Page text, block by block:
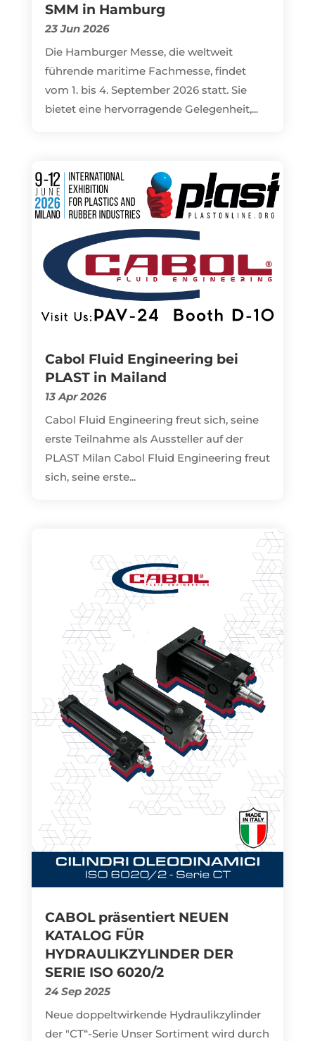
SMM in Hamburg
23 Jun 2026
Die Hamburger Messe, die weltweit
führende maritime Fachmesse, findet
vom 1. bis 4. September 2026 statt. Sie
bietet eine hervorragende Gelegenheit,...
Cabol Fluid Engineering bei
PLAST in Mailand
13 Apr 2026
Cabol Fluid Engineering freut sich, seine
erste Teilnahme als Aussteller auf der
PLAST Milan Cabol Fluid Engineering freut
sich, seine erste...
CABOL präsentiert NEUEN
KATALOG FÜR
HYDRAULIKZYLINDER DER
SERIE ISO 6020/2
24 Sep 2025
Neue doppeltwirkende Hydraulikzylinder
der "CT“-Serie Unser Sortiment wird durch